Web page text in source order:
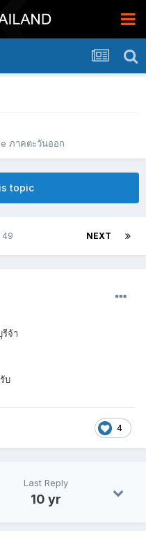
ภาคตะวันออก
topic
NEXT
49
จ้า
บ
4
Last Reply
10 yr